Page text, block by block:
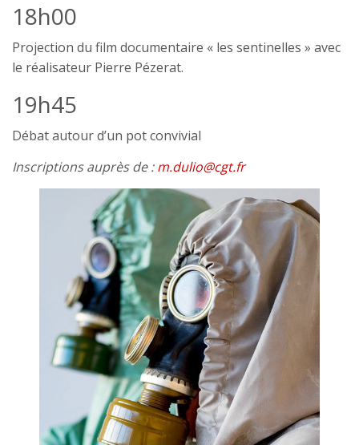
18h00
Projection du film documentaire « les sentinelles » avec
le réalisateur Pierre Pézerat.
19h45
Débat autour d’un pot convivial
Inscriptions auprès de :m.dulio@cgt.fr